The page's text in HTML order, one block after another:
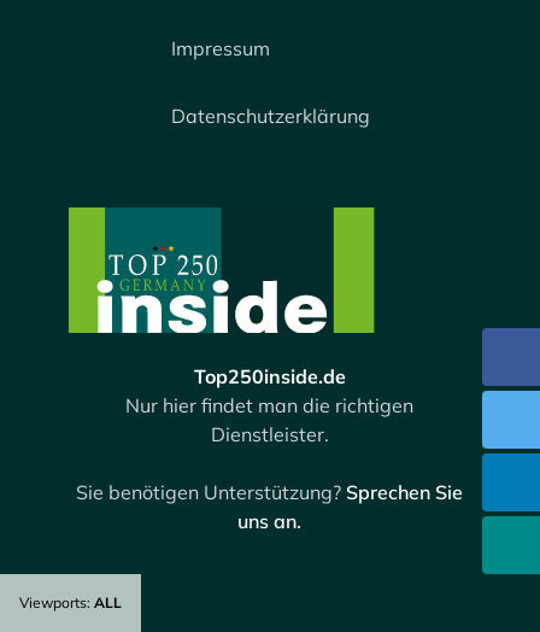
Viewports: ALL
Impressum
Datenschutzerklärung
Top250inside.de
Nur hier findet man die richtigen
Dienstleister.
Sie benötigen Unterstützung? Sprechen Sie
uns an.